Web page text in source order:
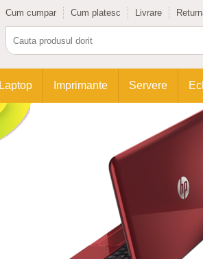
Cum cumpar Cum platesc Livrare
Laptop Imprimante Servere